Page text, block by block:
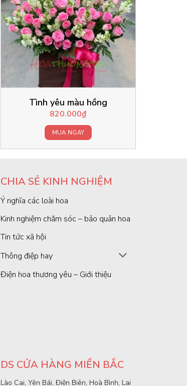
Tình yêu màu hồng
820.000₫
MUA NGAY
CHIA SẺ KINH NGHIỆM
Ý nghĩa các loài hoa
Kinh nghiệm chăm sóc – bảo quản hoa
Tin tức xã hội
Thông điệp hay
Điện hoa thương yêu – Giới thiệu
DS CỬA HÀNG MIỀN BẮC
Lào Cai, Yên Bái, Điện Biên, Hoà Bình, Lai